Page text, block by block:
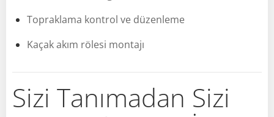
Topraklama kontrol ve düzenleme
Kaçak akım rölesi montajı
Sizi Tanımadan Sizi